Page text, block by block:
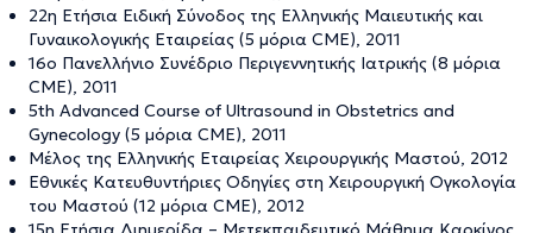
22η Ετήσια Ειδική Σύνοδος της Ελληνικής Μαιευτικής και
Γυναικολογικής Εταιρείας (5 μόρια CME), 2011
16ο Πανελλήνιο Συνέδριο Περιγεννητικής Ιατρικής (8 μόρια
CME), 2011
5th Advanced Course of Ultrasound in Obstetrics and
Gynecology (5 μόρια CME), 2011
Μέλος της Ελληνικής Εταιρείας Χειρουργικής Μαστού, 2012
Εθνικές Κατευθυντήριες Οδηγίες στη Χειρουργική Ογκολογία
του Μαστού (12 μόρια CME), 2012